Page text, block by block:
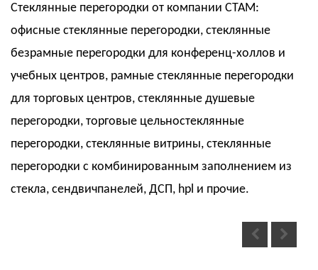
Стеклянные перегородки от компании СТАМ:
офисные стеклянные перегородки, стеклянные
безрамные перегородки для конференц-холлов и
учебных центров, рамные стеклянные перегородки
для торговых центров, стеклянные душевые
перегородки, торговые цельностеклянные
перегородки, стеклянные витрины, стеклянные
перегородки с комбинированным заполнением из
стекла, сендвичпанелей, ДСП, hpl и прочие.